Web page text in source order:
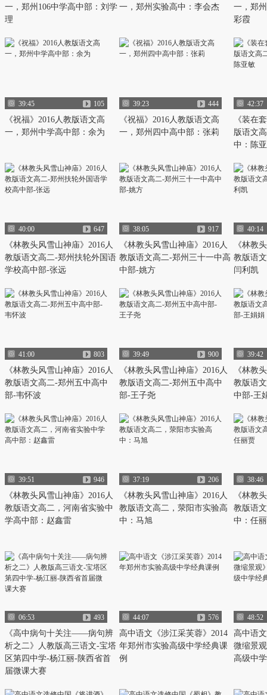
一，郑州106中学高中部：刘学
理
一，郑州实验高中：李会杰
一，郑
彩霞
39:45 105
《祝福》2016人教版语文高
一，郑州中学高中部：余为
39:23 444
《祝福》2016人教版语文高
一，郑州四中高中部：张莉
42:37
《装在
版语文
中：陈
40:00 647
《林教头风雪山神庙》2016人
教版语文高二-郑州扶轮外国语
学校高中部-张远
38:05 917
《林教头风雪山神庙》2016人
教版语文高二-郑州三十一中高
中部-姚方
40:14
《林教
教版语
闫利凯
41:00 803
《林教头风雪山神庙》2016人
教版语文高二-郑州五中高中
部-韦怀波
39:49 900
《林教头风雪山神庙》2016人
教版语文高二-郑州五中高中
部-王子尧
39:42
《林教
教版语
中部-王
39:51 946
《林教头风雪山神庙》2016人
教版语文高二，河南省实验中
学高中部：赵鑫雷
37:19 206
《林教头风雪山神庙》2016人
教版语文高二，荥阳市实验高
中：马旭
38:46
《林教
教版语
中：任
06:53 493
《高中病句十关注——病句辨
析之二》人教版高三语文-宝塔
区第四中学-杨江丽-陕西省首
届微课大赛
44:07 576
高中语文《涉江采芙蓉》2014
年郑州市实验高级中学经典课
例
48:52
高中语
微缩景
高级中